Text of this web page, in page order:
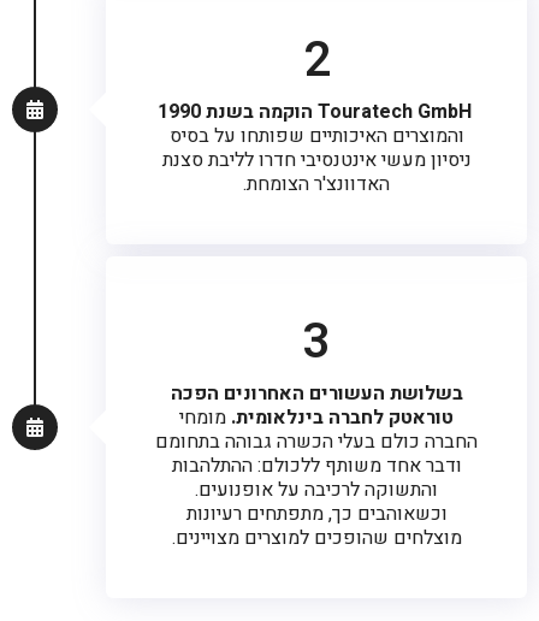
2
Touratech GmbH הוקמה בשנת 1990
והמוצרים האיכותיים שפותחו על בסיס
ניסיון מעשי אינטנסיבי חדרו לליבת סצנת
האדוונצ'ר הצומחת.
3
בשלושת העשורים האחרונים הפכה
טוראטק לחברה בינלאומית. מומחי
החברה כולם בעלי הכשרה גבוהה בתחומם
ודבר אחד משותף ללכולם: ההתלהבות
והתשוקה לרכיבה על אופנועים.
וכשאוהבים כך, מתפתחים רעיונות
מוצלחים שהופכים למוצרים מצויינים.